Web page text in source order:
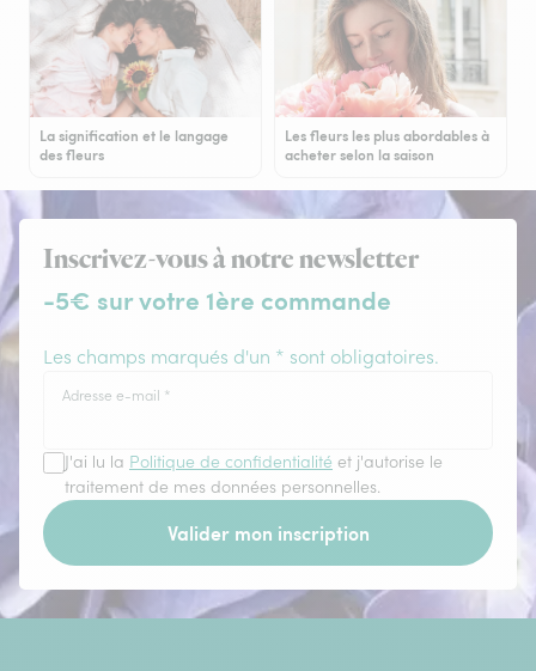
La signification et le langage
des fleurs
Les fleurs les plus abordables à
acheter selon la saison
Inscrivez-vous à notre newsletter
-5€ sur votre 1ère commande
Les champs marqués d'un * sont obligatoires.
Adresse e-mail *
J'ai lu la Politique de confidentialité et j'autorise le
traitement de mes données personnelles.
Valider mon inscription